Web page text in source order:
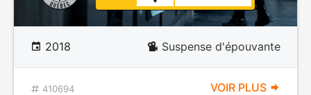
2018 Suspense d'épouvante
410694 VOIR PLUS